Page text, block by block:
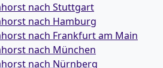
nach Stuttgart
nach Hamburg
nach Frankfurt am Main
nach München
nach Nürnberg